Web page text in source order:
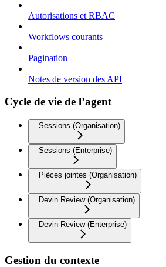
Autorisations et RBAC
Workflows courants
Pagination
Notes de version des API
Cycle de vie de l’agent
Sessions (Organisation)
Sessions (Enterprise)
Pièces jointes (Organisation)
Devin Review (Organisation)
Devin Review (Enterprise)
Gestion du contexte